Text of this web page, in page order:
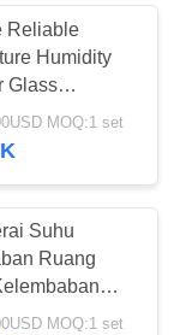
Reliable
Humidity
Glass
Door Inside
MOQ:1 set
Suhu
Ruang
MOQ:1 set